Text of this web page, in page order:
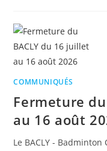
COMMUNIQUÉS
Fermeture
au 16 août
Le BACLY -